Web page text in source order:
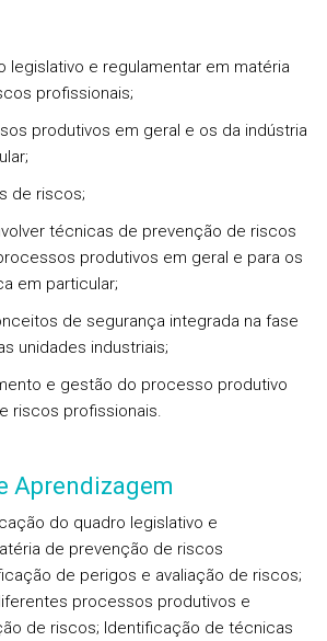
legislativo e regulamentar em matéria
profissionais;
produtivos em geral e os da indústria
de riscos;
técnicas de prevenção de riscos
produtivos em geral e para os
em particular;
de segurança integrada na fase
unidades industriais;
e gestão do processo produtivo
riscos profissionais.
Aprendizagem
do quadro legislativo e
de prevenção de riscos
de perigos e avaliação de riscos;
processos produtivos e
de riscos; Identificação de técnicas